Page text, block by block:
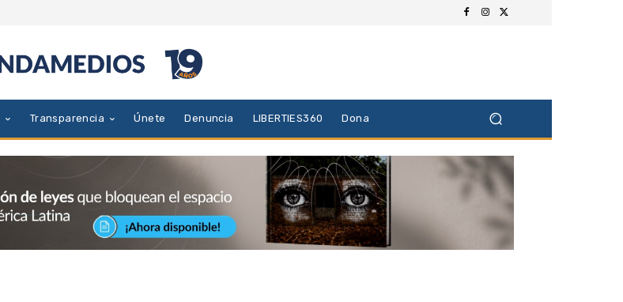
Transparencia Únete Denuncia LIBERTIES360 Dona